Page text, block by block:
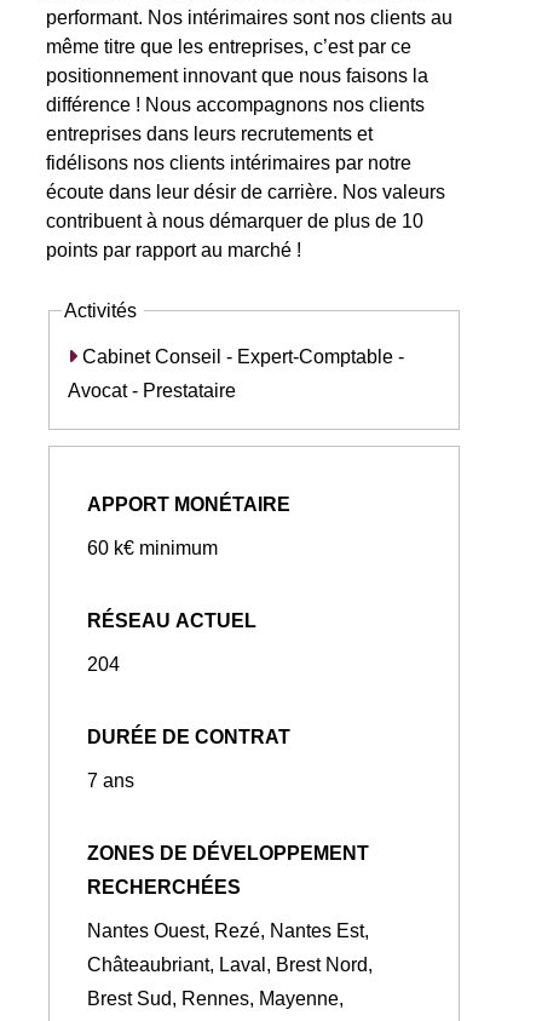
performant. Nos intérimaires sont nos clients au
même titre que les entreprises, c’est par ce
positionnement innovant que nous faisons la
différence ! Nous accompagnons nos clients
entreprises dans leurs recrutements et
fidélisons nos clients intérimaires par notre
écoute dans leur désir de carrière. Nos valeurs
contribuent à nous démarquer de plus de 10
points par rapport au marché !
Activités
Cabinet Conseil - Expert-Comptable -
Avocat - Prestataire
APPORT MONÉTAIRE
60 k€ minimum
RÉSEAU ACTUEL
204
DURÉE DE CONTRAT
7 ans
ZONES DE DÉVELOPPEMENT
RECHERCHÉES
Nantes Ouest, Rezé, Nantes Est,
Châteaubriant, Laval, Brest Nord,
Brest Sud, Rennes, Mayenne,